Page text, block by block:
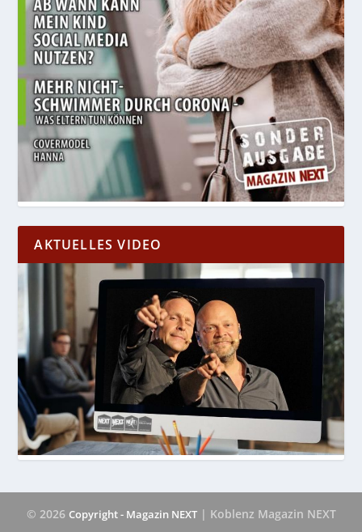
AKTUELLES VIDEO
© 2026 Copyright - Magazin NEXT| Koblenz Magazin NEXT